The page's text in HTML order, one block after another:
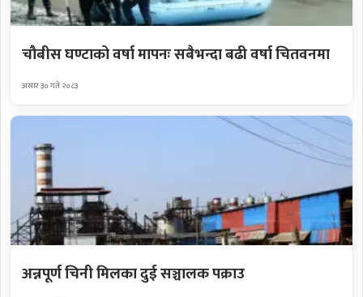
चौबीस घण्टाको वर्षा मापनः सबैभन्दा बढी वर्षा चितवनमा
असार ३० गते २०८३
अन्नपूर्ण चिनी मिलका दुई सञ्चालक पक्राउ